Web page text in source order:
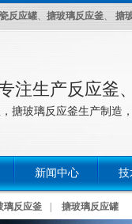
反应罐、 搪玻璃反应釜、 搪
生产反应釜
搪玻璃反应釜生产制造
新闻中心 技
璃反应釜 搪玻璃反应罐